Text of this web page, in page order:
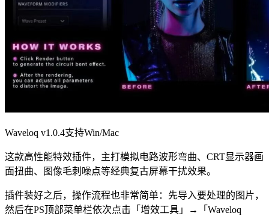
Waveloq v1.0.4支持Win/Mac
这款高性能特效插件，主打模拟电路波形弯曲、CRT显示器画
面扭曲、图像毛刺噪点等经典复古屏幕干扰效果。
插件装好之后，操作流程也非常简单：先导入要处理的图片，
然后在PS顶部菜单栏依次点击「增效工具」→「Waveloq